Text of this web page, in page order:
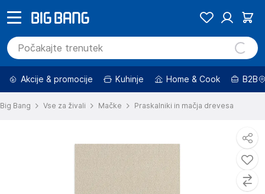
Akcije & promocije Kuhinje Home & Cook B2B
Big Bang Vse za živali Mačke Praskalniki in mačja drevesa